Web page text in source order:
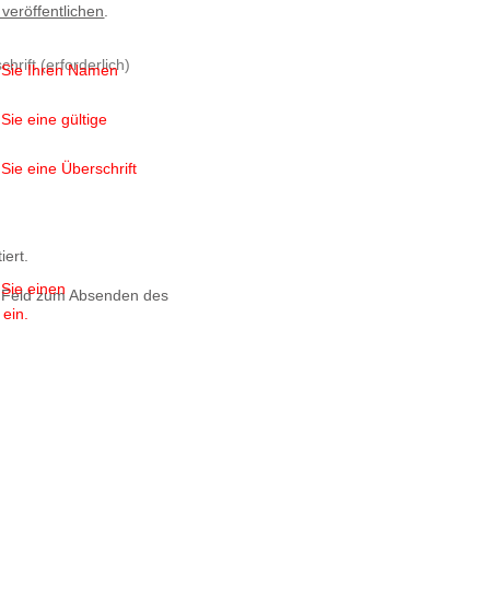
Ihren Namen
eine gültige
eine Überschrift
einen
zum Absenden des